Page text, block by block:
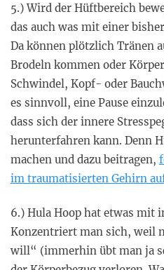
5.) Wird der Hüftbereich
das auch was mit einer
Da können plötzlich Tränen
Brodeln kommen oder
Schwindel, Kopf- oder
es sinnvoll, eine Pause
dass sich der innere
herunterfahren kann. Denn
machen und dazu beitragen,
im traumatisierten Gehirn
6.) Hula Hoop hat etwas mit
Konzentriert man sich, weil
will“ (immerhin übt man ja